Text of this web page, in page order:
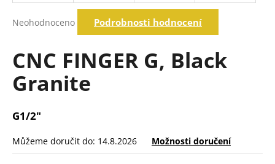
hodnocení
0,0
5
Neohodnoceno Podrobnosti hodnocení
CNC FINGER G, Black
Granite
G1/2"
Můžeme doručit do: 14.8.2026 Možnosti doručení
?
Hledat
o
o
r